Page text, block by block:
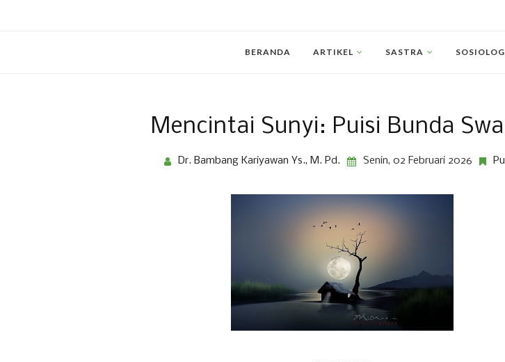
BERANDA ARTIKEL SASTRA
Mencintai Sunyi: Puisi Bunda
Dr. Bambang Kariyawan Ys., M. Pd. Senin, 02 Februari 2026